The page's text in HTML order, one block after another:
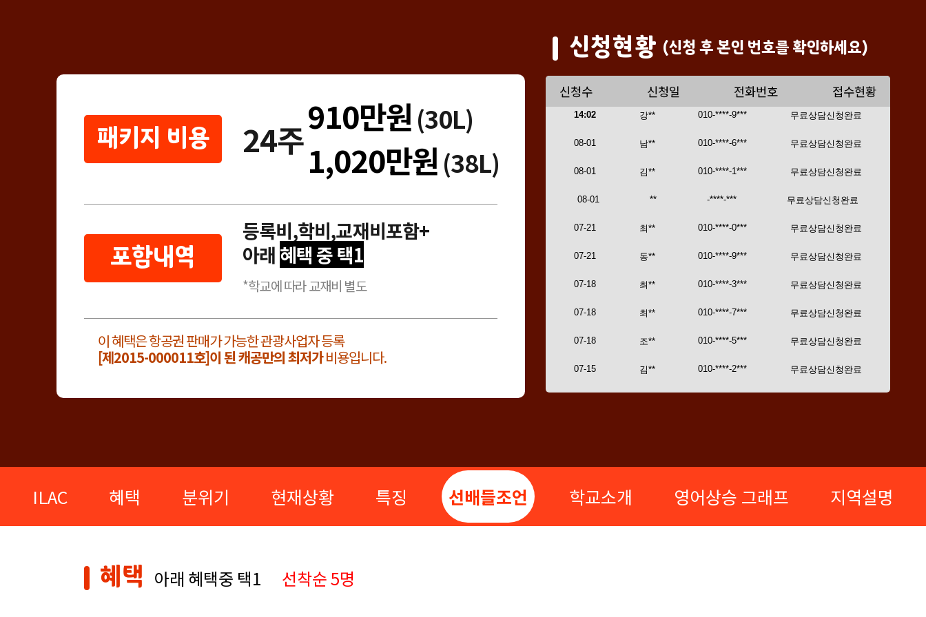
패키지 비용 24주
910만원(30L)
1,020만원(38L)
포함내역
등록비,학비,교재비포함+
아래 혜택 중 택1
*학교에 따라 교재비 별도
이 혜택은 항공권 판매가 가능한 관광사업자 등록
[제2015-000011호]이 된 캐공만의 최저가비용입니다.
신청현황 (신청 후 본인 번호를 확인하세요)
신청수 신청일 전화번호 접수현황
ILAC 혜택 분위기 현재상황 특징 선배들조언 학교소개 영어상승 그래프 지역설명
혜택 아래 혜택중 택1 선착순 5명